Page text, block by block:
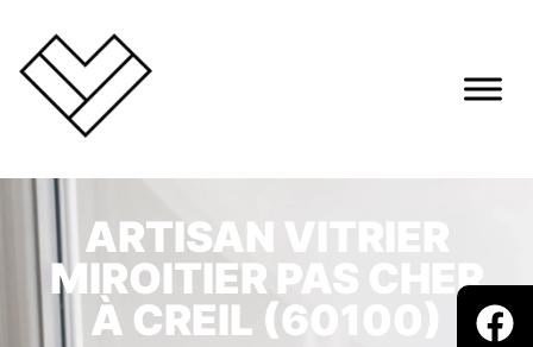
ARTISAN VITRIER
MIROITIER PAS CHER
À CREIL (60100)